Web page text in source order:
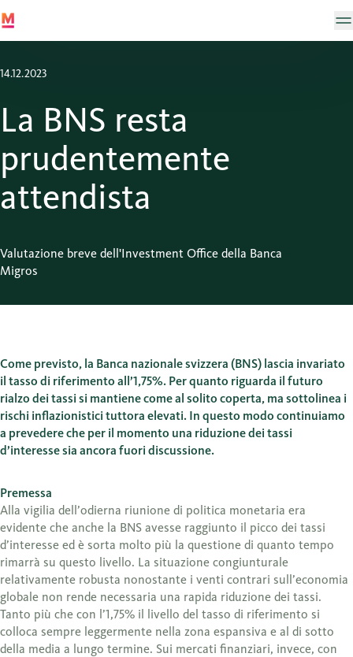
14.12.2023
La BNS resta
prudentemente
attendista
Valutazione breve dell'Investment Office della Banca
Migros
Come previsto, la Banca nazionale svizzera (BNS) lascia invariato
il tasso di riferimento all’1,75%. Per quanto riguarda il futuro
rialzo dei tassi si mantiene come al solito coperta, ma sottolinea i
rischi inflazionistici tuttora elevati. In questo modo continuiamo
a prevedere che per il momento una riduzione dei tassi
d’interesse sia ancora fuori discussione.
Premessa
Alla vigilia dell’odierna riunione di politica monetaria era
evidente che anche la BNS avesse raggiunto il picco dei tassi
d’interesse ed è sorta molto più la questione di quanto tempo
rimarrà su questo livello. La situazione congiunturale
relativamente robusta nonostante i venti contrari sull’economia
globale non rende necessaria una rapida riduzione dei tassi.
Tanto più che con l’1,75% il livello del tasso di riferimento si
colloca sempre leggermente nella zona espansiva e al di sotto
della media a lungo termine. Sui mercati finanziari, invece, con